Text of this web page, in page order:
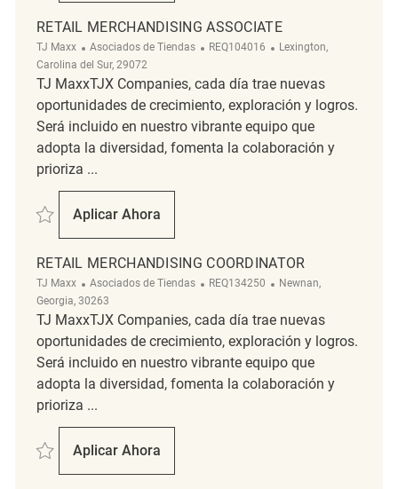
RETAIL MERCHANDISING ASSOCIATE
TJ Maxx Categoría
Asociados de Tiendas ReqId
REQ104016 Ubicación
Lexington,
Carolina del Sur, 29072
TJ MaxxTJX Companies, cada día trae nuevas
oportunidades de crecimiento, exploración y logros.
Será incluido en nuestro vibrante equipo que
adopta la diversidad, fomenta la colaboración y
prioriza ...
Salvar Retail Merchandising Associate REQ104016
Aplicar Ahora
Retail Merchandising Associate
RETAIL MERCHANDISING COORDINATOR
TJ Maxx Categoría
Asociados de Tiendas ReqId
REQ134250 Ubicación
Newnan,
Georgia, 30263
TJ MaxxTJX Companies, cada día trae nuevas
oportunidades de crecimiento, exploración y logros.
Será incluido en nuestro vibrante equipo que
adopta la diversidad, fomenta la colaboración y
prioriza ...
Salvar Retail Merchandising Coordinator REQ134250
Aplicar Ahora
Retail Merchandising Coordinator